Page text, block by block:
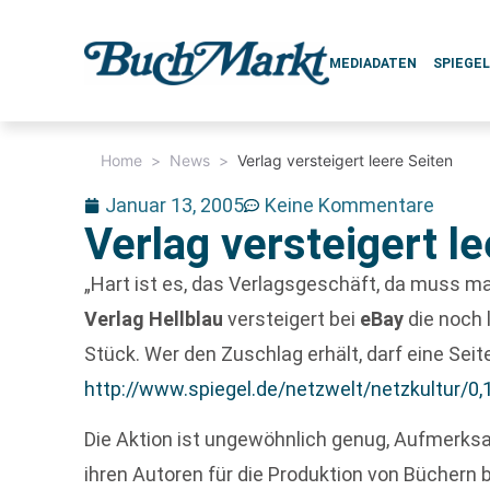
MEDIADATEN
Home > News > Verlag versteigert leere Seiten
Januar 13, 2005 Keine Kommentare
Verlag versteigert
„Hart ist es, das Verlagsgeschäft, da muss
Verlag Hellblau versteigert bei eBay die noch
Stück. Wer den Zuschlag erhält, darf eine
http://www.spiegel.de/netzwelt/netzkultur/
Die Aktion ist ungewöhnlich genug,
ihren Autoren für die Produktion von